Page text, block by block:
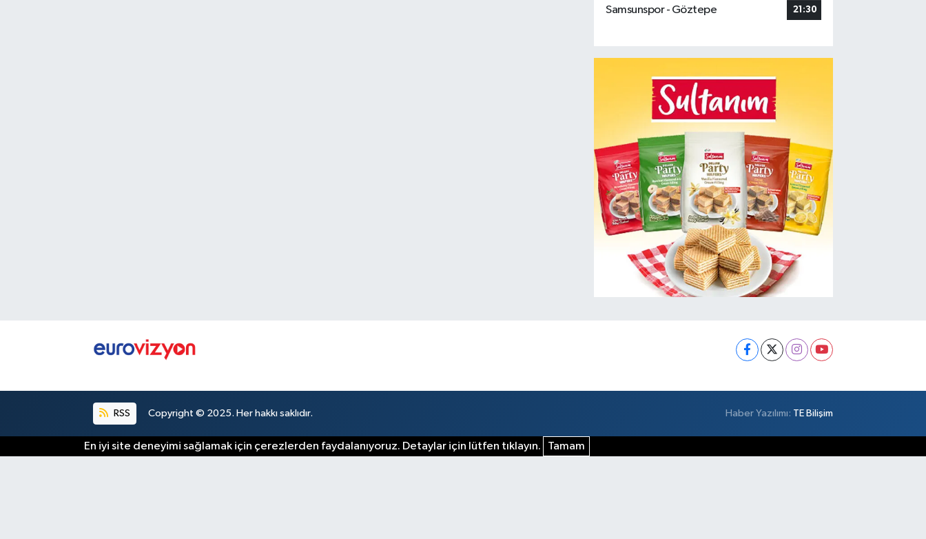
Samsunspor - Göztepe
21:30
RSS Copyright © 2025. Her hakkı saklıdır. Haber Yazılımı: TE Bilişim
En iyi site deneyimi sağlamak için çerezlerden faydalanıyoruz. Detaylar için lütfen tıklayın. Tamam